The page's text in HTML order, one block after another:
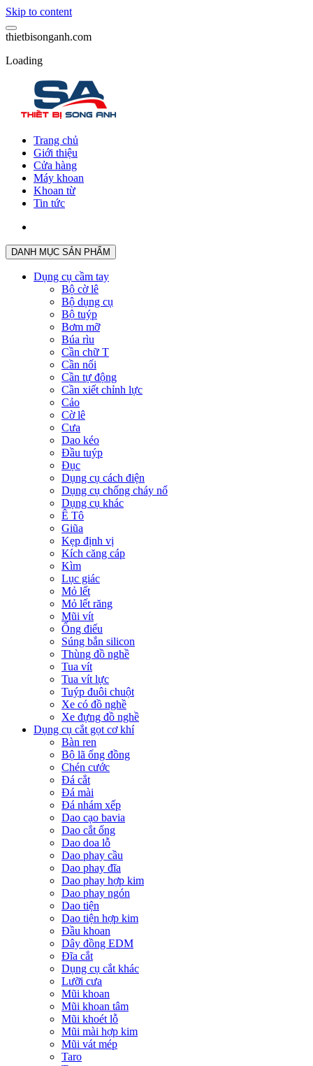
Skip to content
thietbisonganh.com
Loading
Trang chủ
Giới thiệu
Cửa hàng
Máy khoan
Khoan từ
Tin tức
DANH MỤC SẢN PHẨM
Dụng cụ cầm tay
Bộ cờ lê
Bộ dụng cụ
Bộ tuýp
Bơm mỡ
Búa rìu
Cần chữ T
Cần nối
Cần tự động
Cần xiết chỉnh lực
Cảo
Cờ lê
Cưa
Dao kéo
Đầu tuýp
Đục
Dụng cụ cách điện
Dụng cụ chống cháy nổ
Dụng cụ khác
Ê Tô
Giũa
Kẹp định vị
Kích căng cáp
Kìm
Lục giác
Mỏ lết
Mỏ lết răng
Mũi vít
Ống điếu
Súng bắn silicon
Thùng đồ nghề
Tua vít
Tua vít lực
Tuýp đuôi chuột
Xe có đồ nghề
Xe đựng đồ nghề
Dụng cụ cắt gọt cơ khí
Bàn ren
Bộ lã ống đồng
Chén cước
Đá cắt
Đá mài
Đá nhám xếp
Dao cạo bavia
Dao cắt ống
Dao doa lỗ
Dao phay cầu
Dao phay đĩa
Dao phay hợp kim
Dao phay ngón
Dao tiện
Dao tiện hợp kim
Đầu khoan
Dây đồng EDM
Đĩa cắt
Dụng cụ cắt khác
Lưỡi cưa
Mũi khoan
Mũi khoan tâm
Mũi khoét lỗ
Mũi mài hợp kim
Mũi vát mép
Taro